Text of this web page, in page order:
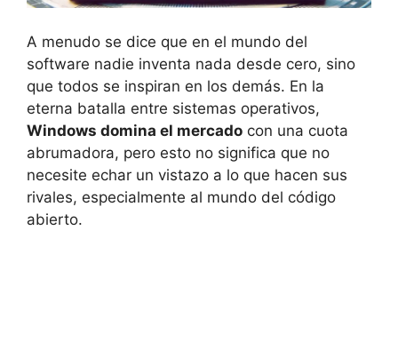
A menudo se dice que en el mundo del
software nadie inventa nada desde cero, sino
que todos se inspiran en los demás. En la
eterna batalla entre sistemas operativos,
Windows domina el mercado con una cuota
abrumadora, pero esto no significa que no
necesite echar un vistazo a lo que hacen sus
rivales, especialmente al mundo del código
abierto.